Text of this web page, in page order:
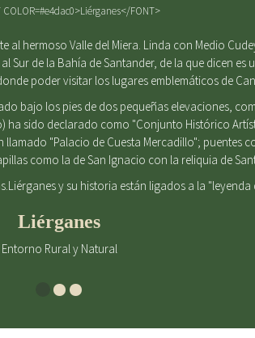
al hermoso Valle del Miera. Linda con Medio
Sur de la Bahía de Santander, de la que dicen es
poder visitar los lugares emblemáticos de
bajo los pies de dos pequeñas elevaciones,
ha sido declarado como "Conjunto Histórico
"Palacio de Cuesta Mercadillo"; puentes
como la de San Ignacio con la reliquia de
y su historia están ligados a la "leyenda
Liérganes
Entorno Rural y Natural